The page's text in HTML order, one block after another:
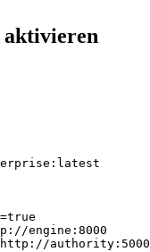
engine:8000
authority:5000